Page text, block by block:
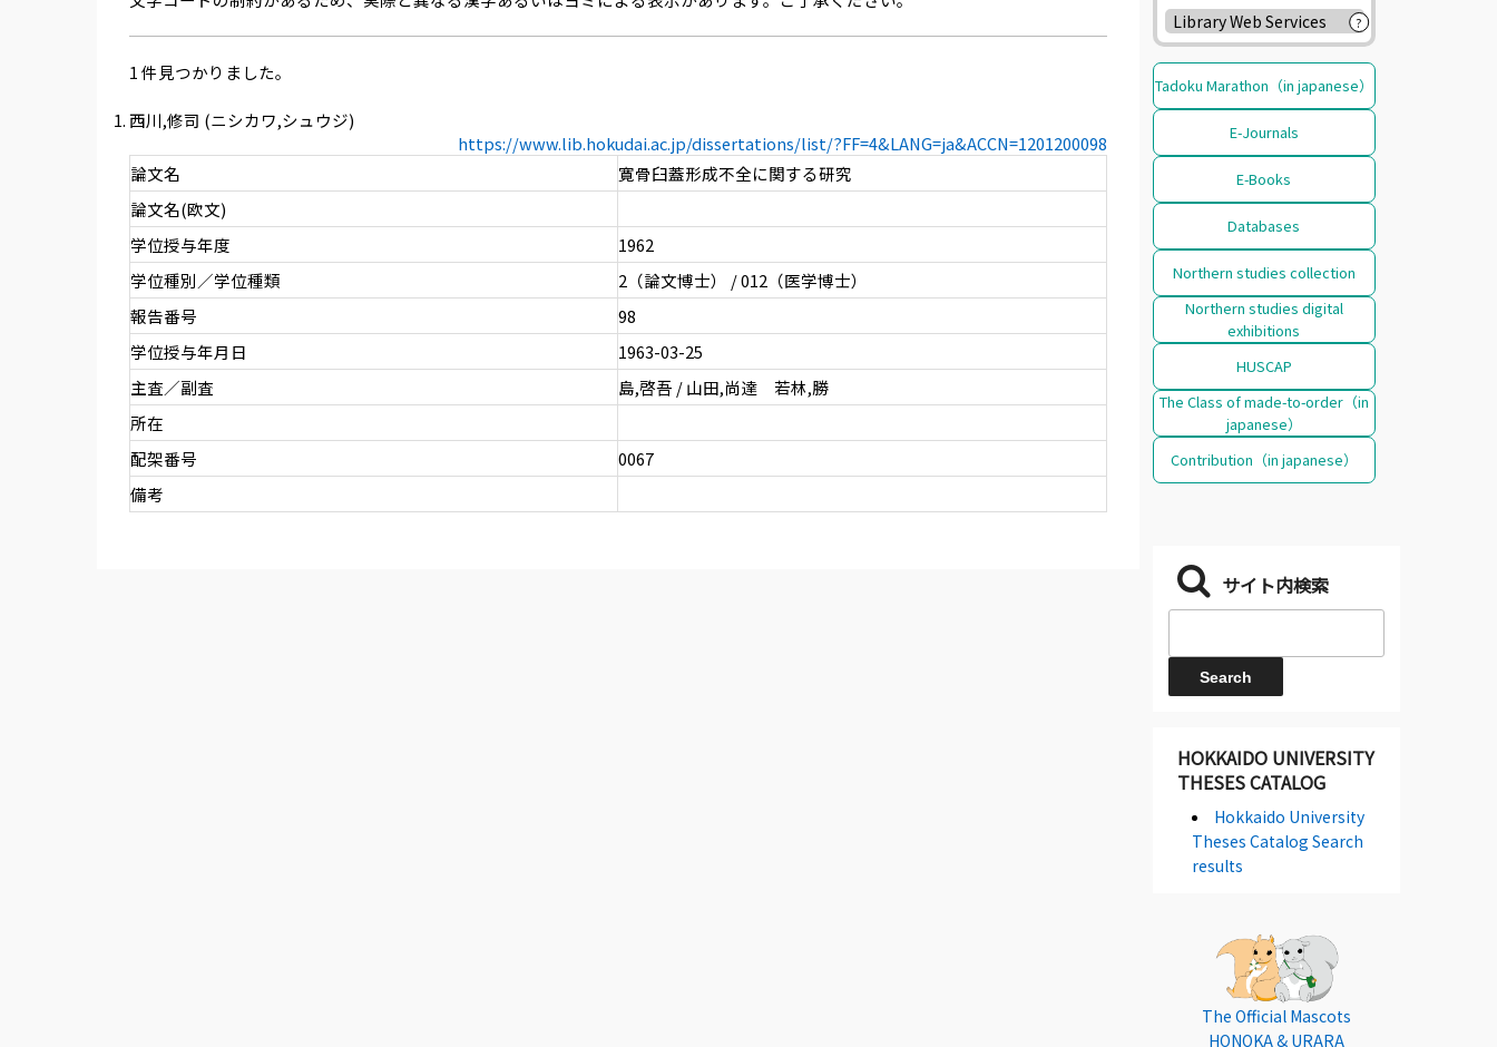
1 件見つかりました。
西川,修司 (ニシカワ,シュウジ)
https://www.lib.hokudai.ac.jp/dissertations/list/?FF=4&LANG=ja&ACCN=1201200098
論文名
寛骨臼蓋形成不全に関する研究
論文名(欧文)
学位授与年度
1962
学位種別／学位種類
2（論文博士） / 012（医学博士）
報告番号
98
学位授与年月日
1963-03-25
主査／副査
島,啓吾 / 山田,尚達 若林,勝
所在
配架番号
0067
備考
Library Web Services ?
Tadoku Marathon（in japanese）
E-Journals
E-Books
Databases
Northern studies collection
Northern studies digital
exhibitions
HUSCAP
The Class of made-to-order（in
japanese）
Contribution（in japanese）
サイト内検索
HOKKAIDO UNIVERSITY
THESES CATALOG
Hokkaido University
Theses Catalog Search
results
The Official Mascots
HONOKA & URARA